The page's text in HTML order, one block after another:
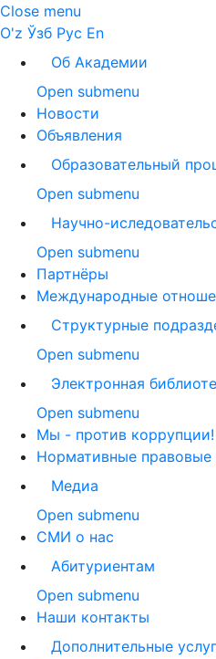
Close menu
O'z Ўзб Рус En
Об Академии
Open submenu
Новости
Объявления
Образовательный
Open submenu
Научно-
Open submenu
Партнёры
Международные
Структурные
Open submenu
Электронная
Open submenu
Мы - против коррупции!
Нормативные правовые
Медиа
Open submenu
СМИ о нас
Абитуриентам
Open submenu
Наши контакты
Дополнительные